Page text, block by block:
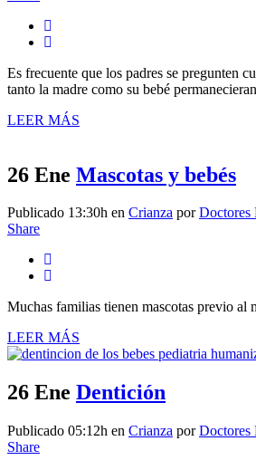
Es frecuente que los padres se pregunten
tanto la madre como su bebé
LEER MÁS
26 Ene Mascotas y bebés
Publicado 13:30h en Crianza porDoctores
Share
Muchas familias tienen mascotas previo al
LEER MÁS
26 Ene Dentición
Publicado 05:12h en Crianza porDoctores
Share